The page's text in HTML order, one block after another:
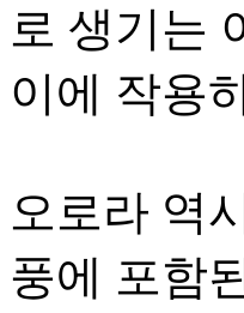
로 생기는
이에 작용
오로라 역
풍에 포함